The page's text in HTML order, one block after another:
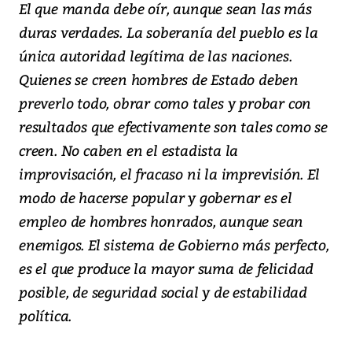
El que manda debe oír, aunque sean las más
duras verdades. La soberanía del pueblo es la
única autoridad legítima de las naciones.
Quienes se creen hombres de Estado deben
preverlo todo, obrar como tales y probar con
resultados que efectivamente son tales como se
creen. No caben en el estadista la
improvisación, el fracaso ni la imprevisión. El
modo de hacerse popular y gobernar es el
empleo de hombres honrados, aunque sean
enemigos. El sistema de Gobierno más perfecto,
es el que produce la mayor suma de felicidad
posible, de seguridad social y de estabilidad
política.